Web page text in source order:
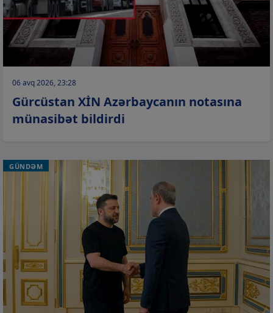
06 avq 2026, 23:28
Gürcüstan XİN Azərbaycanın notasına
münasibət bildirdi
GÜNDƏM